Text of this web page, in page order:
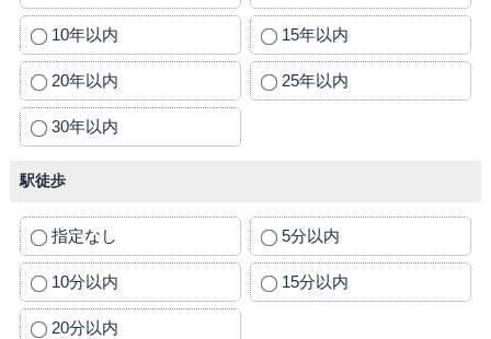
10年以内 15年以内
20年以内 25年以内
30年以内
駅徒歩
指定なし 5分以内
10分以内 15分以内
20分以内